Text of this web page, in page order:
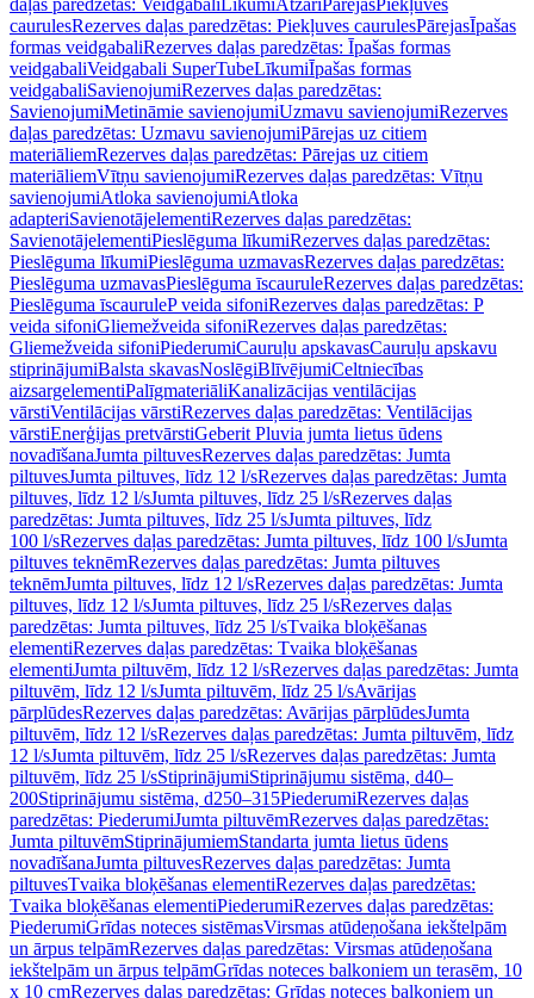
daļas paredzētas: Veidgabali LīkumiAtzari PārejasPiekļuves
caurulesRezerves daļas paredzētas: Piekļuves caurulesPārejasĪpašas
formas veidgabaliRezerves daļas paredzētas: Īpašas formas
veidgabaliVeidgabali SuperTubeLīkumiĪpašas formas
veidgabaliSavienojumiRezerves daļas paredzētas:
SavienojumiMetināmie savienojumiUzmavu savienojumiRezerves
daļas paredzētas: Uzmavu savienojumiPārejas uz citiem
materiāliemRezerves daļas paredzētas: Pārejas uz citiem
materiāliemVītņu savienojumiRezerves daļas paredzētas: Vītņu
savienojumiAtloka savienojumiAtloka
adapteriSavienotājelementiRezerves daļas paredzētas:
SavienotājelementiPieslēguma līkumiRezerves daļas paredzētas:
Pieslēguma līkumiPieslēguma uzmavasRezerves daļas paredzētas:
Pieslēguma uzmavasPieslēguma īscauruleRezerves daļas paredzētas:
Pieslēguma īscauruleP veida sifoniRezerves daļas paredzētas: P
veida sifoniGliemežveida sifoniRezerves daļas paredzētas:
Gliemežveida sifoniPiederumiCauruļu apskavasCauruļu apskavu
stiprinājumiBalsta skavasNoslēgiBlīvējumiCeltniecības
aizsargelementiPalīgmateriāliKanalizācijas ventilācijas
vārstiVentilācijas vārstiRezerves daļas paredzētas: Ventilācijas
vārstiEnerģijas pretvārstiGeberit Pluvia jumta lietus ūdens
novadīšanaJumta piltuvesRezerves daļas paredzētas: Jumta
piltuvesJumta piltuves, līdz 12 l/sRezerves daļas paredzētas: Jumta
piltuves, līdz 12 l/sJumta piltuves, līdz 25 l/sRezerves daļas
paredzētas: Jumta piltuves, līdz 25 l/sJumta piltuves, līdz
100 l/sRezerves daļas paredzētas: Jumta piltuves, līdz 100 l/sJumta
piltuves teknēmRezerves daļas paredzētas: Jumta piltuves
teknēmJumta piltuves, līdz 12 l/sRezerves daļas paredzētas: Jumta
piltuves, līdz 12 l/sJumta piltuves, līdz 25 l/sRezerves daļas
paredzētas: Jumta piltuves, līdz 25 l/sTvaika bloķēšanas
elementiRezerves daļas paredzētas: Tvaika bloķēšanas
elementiJumta piltuvēm, līdz 12 l/sRezerves daļas paredzētas: Jumta
piltuvēm, līdz 12 l/sJumta piltuvēm, līdz 25 l/sAvārijas
pārplūdesRezerves daļas paredzētas: Avārijas pārplūdesJumta
piltuvēm, līdz 12 l/sRezerves daļas paredzētas: Jumta piltuvēm, līdz
12 l/sJumta piltuvēm, līdz 25 l/sRezerves daļas paredzētas: Jumta
piltuvēm, līdz 25 l/sStiprinājumiStiprinājumu sistēma, d40–
200Stiprinājumu sistēma, d250–315PiederumiRezerves daļas
paredzētas: PiederumiJumta piltuvēmRezerves daļas paredzētas:
Jumta piltuvēmStiprinājumiemStandarta jumta lietus ūdens
novadīšanaJumta piltuvesRezerves daļas paredzētas: Jumta
piltuvesTvaika bloķēšanas elementiRezerves daļas paredzētas:
Tvaika bloķēšanas elementiPiederumiRezerves daļas paredzētas:
PiederumiGrīdas noteces sistēmasVirsmas atūdeņošana iekštelpām
un ārpus telpāmRezerves daļas paredzētas: Virsmas atūdeņošana
iekštelpām un ārpus telpāmGrīdas noteces balkoniem un terasēm, 10
x 10 cmRezerves daļas paredzētas: Grīdas noteces balkoniem un